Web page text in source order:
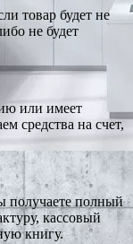
товар будет не
не будет
или имеет
средства на счет,
получаете полный
кассовый
книгу.